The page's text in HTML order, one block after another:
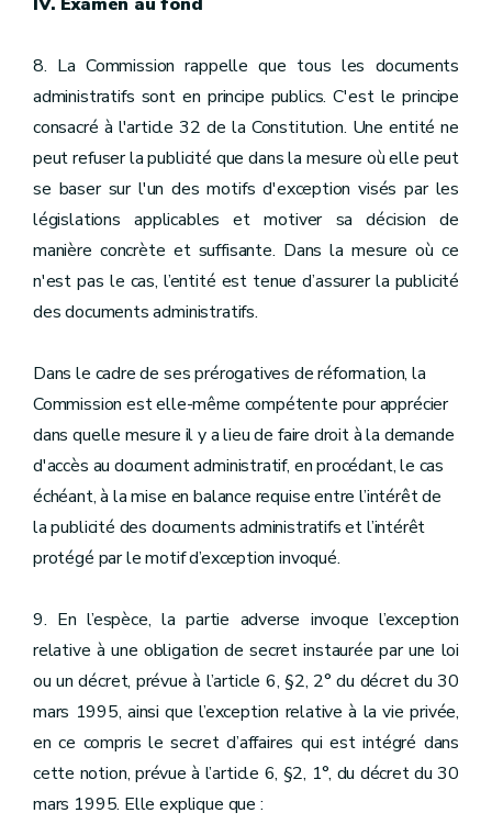
8. La Commission rappelle que tous les documents
administratifs sont en principe publics. C'est le principe
consacré à l'article 32 de la Constitution. Une entité ne
peut refuser la publicité que dans la mesure où elle peut
se baser sur l'un des motifs d'exception visés par les
législations applicables et motiver sa décision de
manière concrète et suffisante. Dans la mesure où ce
n'est pas le cas, l’entité est tenue d’assurer la publicité
des documents administratifs.
Dans le cadre de ses prérogatives de réformation, la
Commission est elle-même compétente pour apprécier
dans quelle mesure il y a lieu de faire droit à la demande
d'accès au document administratif, en procédant, le cas
échéant, à la mise en balance requise entre l’intérêt de
la publicité des documents administratifs et l’intérêt
protégé par le motif d’exception invoqué.
9. En l’espèce, la partie adverse invoque l’exception
relative à une obligation de secret instaurée par une loi
ou un décret, prévue à l’article 6, §2, 2° du décret du 30
mars 1995, ainsi que l’exception relative à la vie privée,
en ce compris le secret d’affaires qui est intégré dans
cette notion, prévue à l’article 6, §2, 1°, du décret du 30
mars 1995. Elle explique que :